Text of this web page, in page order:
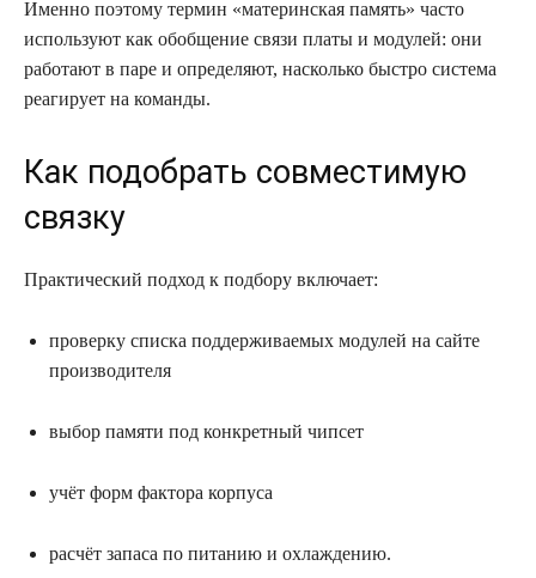
Именно поэтому термин «материнская память» часто
используют как обобщение связи платы и модулей: они
работают в паре и определяют, насколько быстро система
реагирует на команды.
Как подобрать совместимую
связку
Практический подход к подбору включает:
проверку списка поддерживаемых модулей на сайте
производителя
выбор памяти под конкретный чипсет
учёт форм фактора корпуса
расчёт запаса по питанию и охлаждению.